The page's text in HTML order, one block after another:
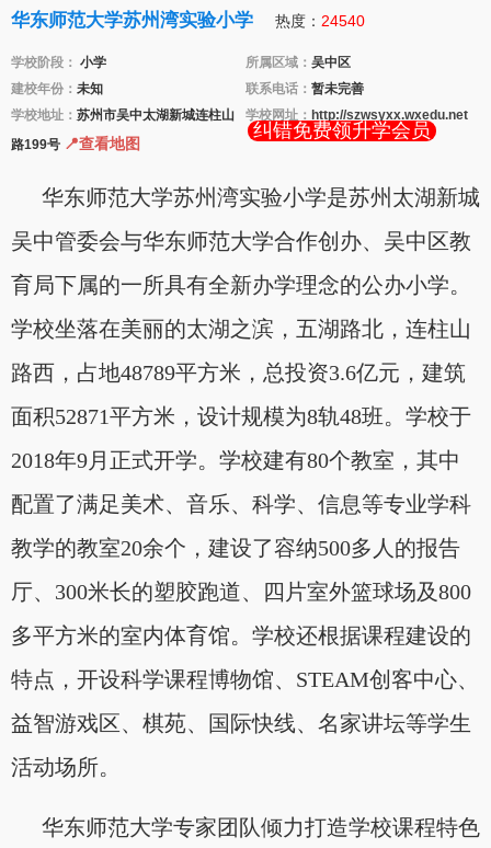
华东师范大学苏州湾实验小学 热度： 24540
纠错免费领升学会员
学校阶段： 小学 所属区域： 吴中区
建校年份： 未知 联系电话： 暂未完善
学校地址： 苏州市吴中太湖新城连柱山
路199号 📍查看地图
学校网址： http://szwsyxx.wxedu.net
华东师范大学苏州湾实验小学是苏州太湖新城
吴中管委会与华东师范大学合作创办、吴中区教
育局下属的一所具有全新办学理念的公办小学。
学校坐落在美丽的太湖之滨，五湖路北，连柱山
路西，占地48789平方米，总投资3.6亿元，建筑
面积52871平方米，设计规模为8轨48班。学校于
2018年9月正式开学。学校建有80个教室，其中
配置了满足美术、音乐、科学、信息等专业学科
教学的教室20余个，建设了容纳500多人的报告
厅、300米长的塑胶跑道、四片室外篮球场及800
多平方米的室内体育馆。学校还根据课程建设的
特点，开设科学课程博物馆、STEAM创客中心、
益智游戏区、棋苑、国际快线、名家讲坛等学生
活动场所。
华东师范大学专家团队倾力打造学校课程特色